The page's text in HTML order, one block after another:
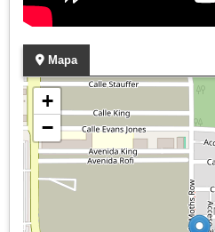
Mapa
+
−